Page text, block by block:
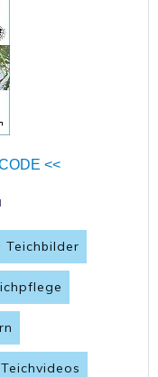
<<
Teichbilder
Teichvideos